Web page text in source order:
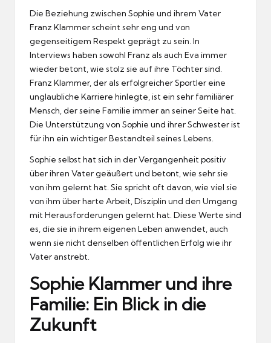
Die Beziehung zwischen Sophie und ihrem Vater
Franz Klammer scheint sehr eng und von
gegenseitigem Respekt geprägt zu sein. In
Interviews haben sowohl Franz als auch Eva immer
wieder betont, wie stolz sie auf ihre Töchter sind.
Franz Klammer, der als erfolgreicher Sportler eine
unglaubliche Karriere hinlegte, ist ein sehr familiärer
Mensch, der seine Familie immer an seiner Seite hat.
Die Unterstützung von Sophie und ihrer Schwester ist
für ihn ein wichtiger Bestandteil seines Lebens.
Sophie selbst hat sich in der Vergangenheit positiv
über ihren Vater geäußert und betont, wie sehr sie
von ihm gelernt hat. Sie spricht oft davon, wie viel sie
von ihm über harte Arbeit, Disziplin und den Umgang
mit Herausforderungen gelernt hat. Diese Werte sind
es, die sie in ihrem eigenen Leben anwendet, auch
wenn sie nicht denselben öffentlichen Erfolg wie ihr
Vater anstrebt.
Sophie Klammer und ihre
Familie: Ein Blick in die
Zukunft